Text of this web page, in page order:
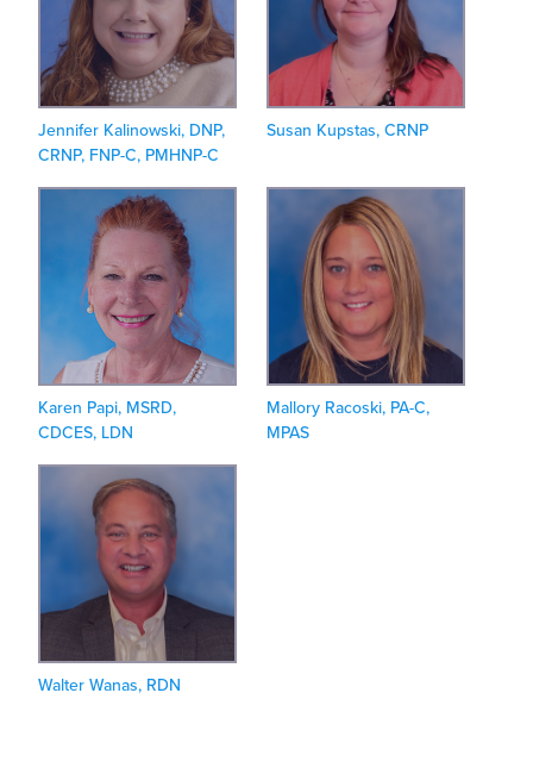
Jennifer Kalinowski, DNP,
CRNP, FNP-C, PMHNP-C
Susan Kupstas, CRNP
Karen Papi, MSRD,
CDCES, LDN
Mallory Racoski, PA-C,
MPAS
Walter Wanas, RDN